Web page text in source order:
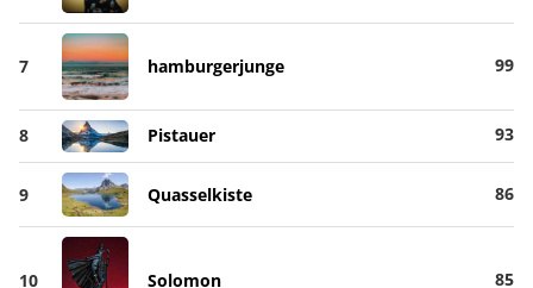
7 hamburgerjunge 99
8 Pistauer 93
9 Quasselkiste 86
10 Solomon 85